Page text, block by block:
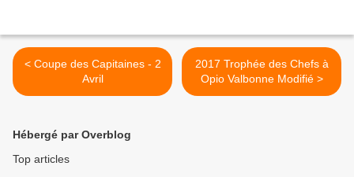
< Coupe des Capitaines - 2
Avril
2017 Trophée des Chefs à
Opio Valbonne Modifié >
Hébergé par Overblog
Top articles